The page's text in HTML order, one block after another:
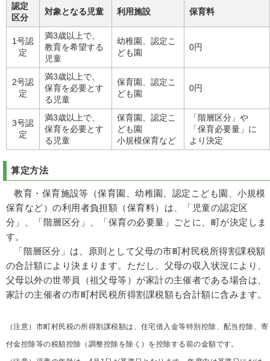
認定
区分
対象となる児童 利用施設 保育料
1号認
定
満3歳以上で、
教育を希望する
児童
幼稚園、認定こ
ども園
0円
2号認
定
満3歳以上で、
保育を必要とす
る児童
保育園、認定こ
ども園
0円
3号認
定
満3歳以上で、
保育を必要とす
る児童
保育園、認定こ
ども園
小規模保育など
「階層区分」や
「保育必要量」に
より決定
算定方法
教育・保育施設等（保育園、幼稚園、認定こども園、小規模
保育など）の利用者負担額（保育料）は、
「児童の認定区
分」、「階層区分」、「保育の必要量」
ごとに、町が決定しま
す。
「階層区分」は、原則として父母の市町村民税所得割課税額
の合計額により決まります。ただし、父母の収入状況により、
父母以外の世帯員（祖父母等）が家計の主催者である場合は、
家計の主催者の市町村民税所得割課税額も合計額に含みます。
（注意）市町村民税の所得割課税額は、住宅借入金等特別控除、配当控除、寄
付金控除等の税額控除（調整控除を除く）を控除する前の金額です。